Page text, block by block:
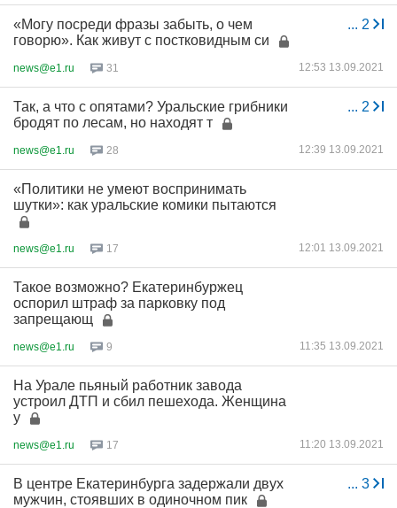
... 2
«Могу посреди фразы забыть, о чем
говорю». Как живут с постковидным си
news@e1.ru 31 12:53 13.09.2021
... 2
Так, а что с опятами? Уральские грибники
бродят по лесам, но находят т
news@e1.ru 28 12:39 13.09.2021
«Политики не умеют воспринимать
шутки»: как уральские комики пытаются
news@e1.ru 17 12:01 13.09.2021
Такое возможно? Екатеринбуржец
оспорил штраф за парковку под
запрещающ
news@e1.ru 9 11:35 13.09.2021
На Урале пьяный работник завода
устроил ДТП и сбил пешехода. Женщина
у
news@e1.ru 17 11:20 13.09.2021
... 3
В центре Екатеринбурга задержали двух
мужчин, стоявших в одиночном пик